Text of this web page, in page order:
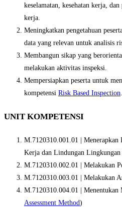
keselamatan, kesehatan kerja,
kerja.
Meningkatkan pengetahuan
data yang relevan untuk analisis
Membangun sikap yang
melakukan aktivitas inspeksi.
Mempersiapkan peserta untuk
kompetensi Risk Based Inspection.
UNIT KOMPETENSI
M.7120310.001.01 | Menerapkan
Kerja dan Lindungan
M.7120310.002.01 | Melakukan
M.7120310.003.01 | Melakukan
M.7120310.004.01 |
Assessment Method)